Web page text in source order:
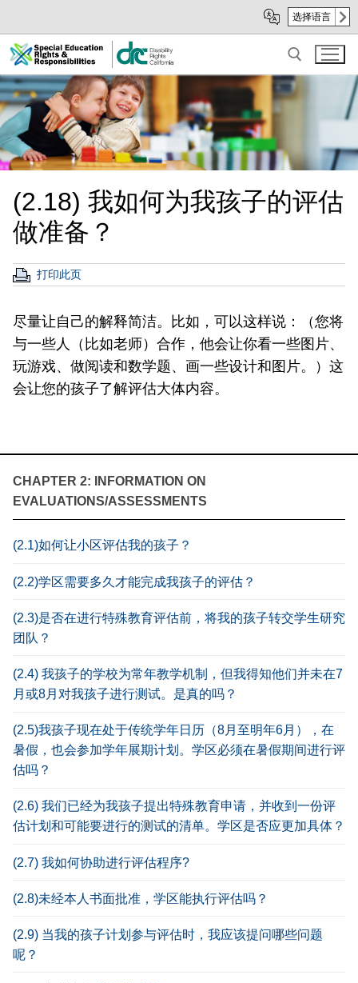
Main
Content
sub
navigation
选择语言
Search for:
CHAPTER 2: INFORMATION ON
EVALUATIONS/ASSESSMENTS
(2.1)如何让小区评估我的孩子？
(2.2)学区需要多久才能完成我孩子的评估？
(2.3)是否在进行特殊教育评估前，将我的孩子转交学生研究
团队？
(2.4) 我孩子的学校为常年教学机制，但我得知他们并未在7
月或8月对我孩子进行测试。是真的吗？
(2.5)我孩子现在处于传统学年日历（8月至明年6月），在
暑假，也会参加学年展期计划。学区必须在暑假期间进行评
估吗？
(2.6) 我们已经为我孩子提出特殊教育申请，并收到一份评
估计划和可能要进行的测试的清单。学区是否应更加具体？
(2.7) 我如何协助进行评估程序?
(2.8)未经本人书面批准，学区能执行评估吗？
(2.9) 当我的孩子计划参与评估时，我应该提问哪些问题
呢？
(2.18) 我如何为我孩子的评估
做准备？
打印此页
尽量让自己的解释简洁。比如，可以这样说：（您将
与一些人（比如老师）合作，他会让你看一些图片、
玩游戏、做阅读和数学题、画一些设计和图片。）这
会让您的孩子了解评估大体内容。